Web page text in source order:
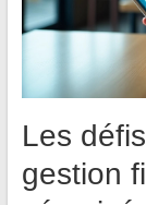
Les
gestion